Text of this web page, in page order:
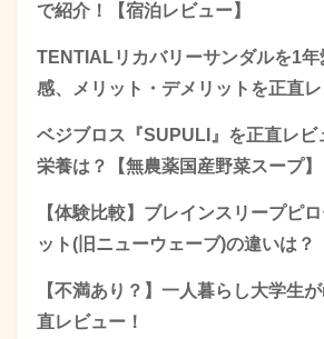
で紹介！【宿泊レビュー】
TENTIALリカバリーサンダルを1
感、メリット・デメリットを正直
ベジブロス『SUPULI』を正直レビ
栄養は？【無農薬国産野菜スープ】
【体験比較】ブレインスリープピ
ット(旧ニューウェーブ)の違いは？
【不満あり？】一人暮らし大学生
直レビュー！